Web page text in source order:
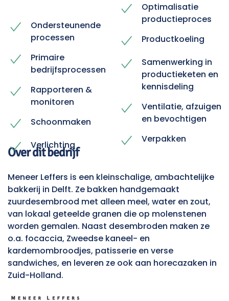
Ondersteunende
processen
Optimalisatie
productieproces
Primaire
bedrijfsprocessen
Productkoeling
Rapporteren &
monitoren
Samenwerking in
productieketen en
kennisdeling
Schoonmaken
Ventilatie, afzuigen
en bevochtigen
Verlichting
Verpakken
Over dit bedrijf
Meneer Leffers is een kleinschalige, ambachtelijke
bakkerij in Delft. Ze bakken handgemaakt
zuurdesembrood met alleen meel, water en zout,
van lokaal geteelde granen die op molenstenen
worden gemalen. Naast desembroden maken ze
o.a. focaccia, Zweedse kaneel- en
kardemombroodjes, patisserie en verse
sandwiches, en leveren ze ook aan horecazaken in
Zuid-Holland.